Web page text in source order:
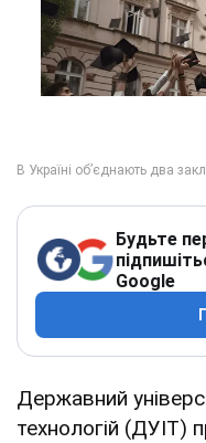
Будьте
Google
Державний
технологій (ДУІТ)